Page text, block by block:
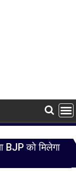
BJP को मिलेगा